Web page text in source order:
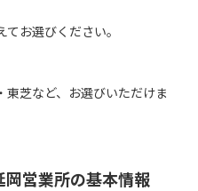
お選びください。
芝など、お選びいただけま
営業所の基本情報